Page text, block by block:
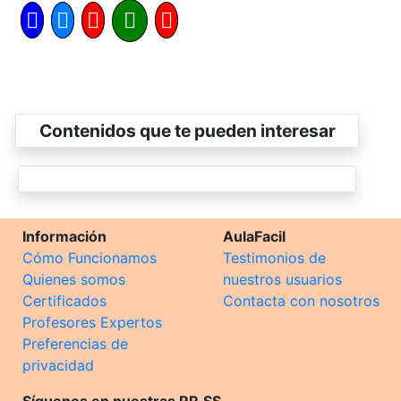
Contenidos que te pueden interesar
Información
Cómo Funcionamos
Quienes somos
Certificados
Profesores Expertos
Preferencias de
privacidad
AulaFacil
Testimonios de
nuestros usuarios
Contacta con nosotros